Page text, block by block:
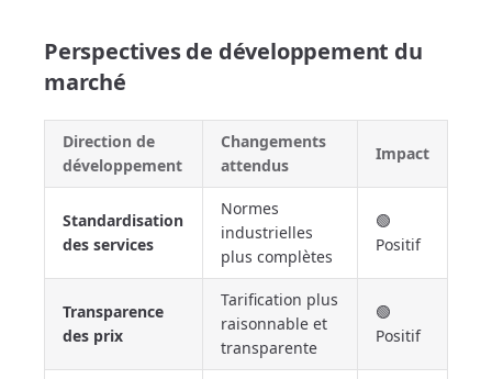
Perspectives de développement du
marché
Direction de
développement
Changements
attendus
Impact
Standardisation
des services
Normes
industrielles
plus complètes
🟢
Positif
Transparence
des prix
Tarification plus
raisonnable et
transparente
🟢
Positif